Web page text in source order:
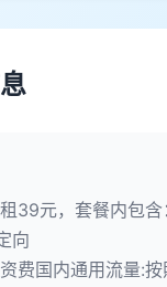
39元，套餐内包含
向
费国内通用流量: